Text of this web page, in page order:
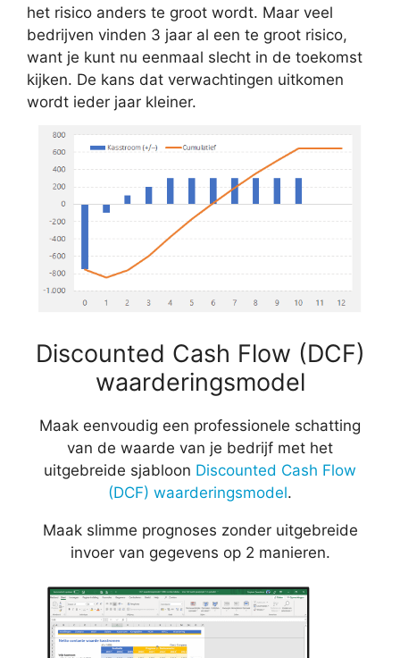
het risico anders te groot wordt. Maar veel
bedrijven vinden 3 jaar al een te groot risico,
want je kunt nu eenmaal slecht in de toekomst
kijken. De kans dat verwachtingen uitkomen
wordt ieder jaar kleiner.
Discounted Cash Flow (DCF)
waarderingsmodel
Maak eenvoudig een professionele schatting
van de waarde van je bedrijf met het
uitgebreide sjabloon Discounted Cash Flow
(DCF) waarderingsmodel.
Maak slimme prognoses zonder uitgebreide
invoer van gegevens op 2 manieren.